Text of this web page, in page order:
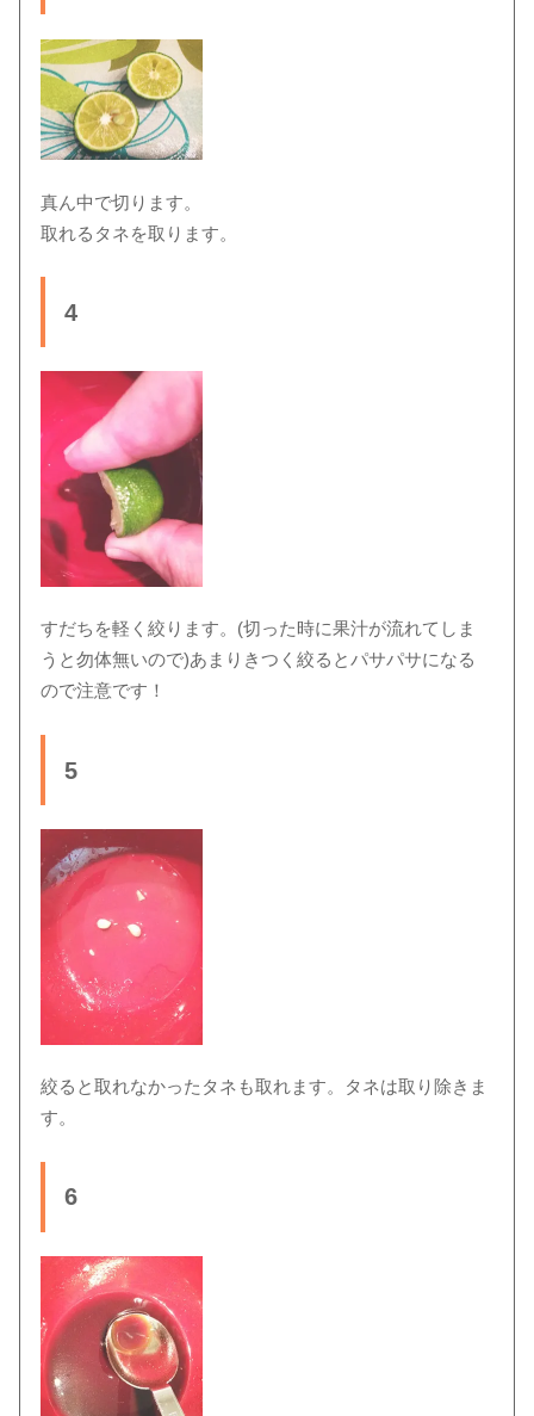
真ん中で切ります。
取れるタネを取ります。
4
すだちを軽く絞ります。(切った時に果汁が流れてしま
うと勿体無いので)あまりきつく絞るとパサパサになる
ので注意です！
5
絞ると取れなかったタネも取れます。タネは取り除きま
す。
6